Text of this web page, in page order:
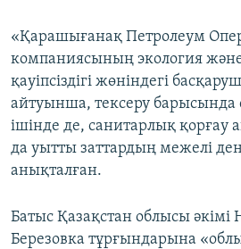
«Қарашығанақ Петролеум
компаниясының экология
қауіпсіздігі жөніндегі
айтуынша, тексеру барысында
ішінде де, санитарлық қорғау
да уытты заттардың межелі
анықталған.
Батыс Қазақстан облысы әкімі
Березовка тұрғындарына